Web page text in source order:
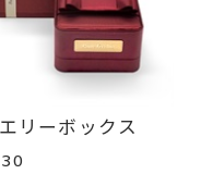
リーボックス